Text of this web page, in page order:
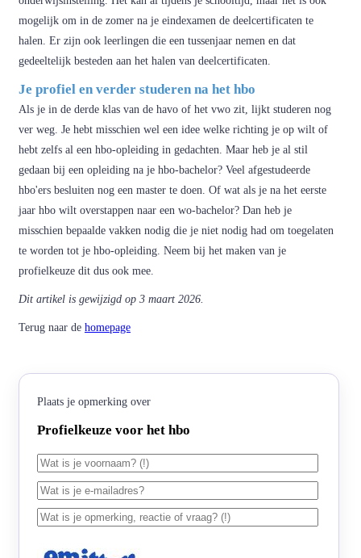
mogelijk om in de zomer na je eindexamen de deelcertificaten te
halen. Er zijn ook leerlingen die een tussenjaar nemen en dat
gedeeltelijk besteden aan het halen van deelcertificaten.
Je profiel en verder studeren na het hbo
Als je in de derde klas van de havo of het vwo zit, lijkt studeren nog
ver weg. Je hebt misschien wel een idee welke richting je op wilt of
hebt zelfs al een hbo-opleiding in gedachten. Maar heb je al stil
gedaan bij een opleiding na je hbo-bachelor? Veel afgestudeerde
hbo'ers besluiten nog een master te doen. Of wat als je na het eerste
jaar hbo wilt overstappen naar een wo-bachelor? Dan heb je
misschien bepaalde vakken nodig die je niet nodig had om toegelaten
te worden tot je hbo-opleiding. Neem bij het maken van je
profielkeuze dit dus ook mee.
Dit artikel is gewijzigd op 3 maart 2026.
Terug naar de homepage
Plaats je opmerking over
Profielkeuze voor het hbo